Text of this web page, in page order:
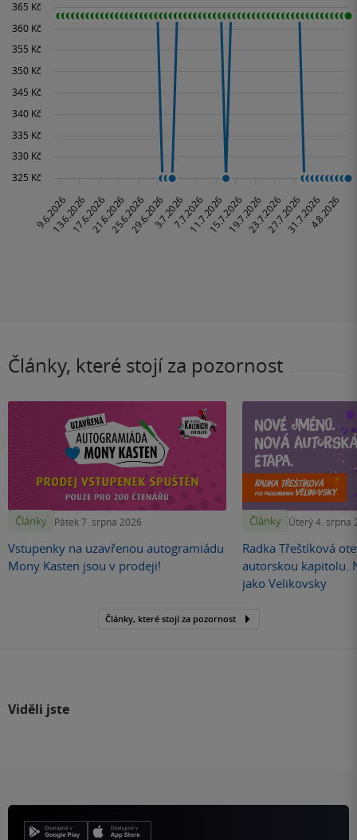
Články, které stojí za pozornost
Články Pátek 7. srpna 2026
Vstupenky na uzavřenou autogramiádu
Mony Kasten jsou v prodeji!
Články Úterý 4. srpna
Radka Třeštíková
autorskou kapitolu.
jako Velikovsky
Články, které stojí za pozornost
Viděli jste